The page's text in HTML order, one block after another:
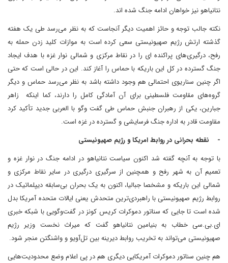
نتانیاهو نیز خواهان ادامه جنگ شده اند.
نکته جالب توجه و حائز اهمیت دیگر آنجاست که به نظر می‌رسد طی یک هفته
گذشته ارتش رژیم صهیونیستی سعی کرده است به موازات کلید زدن حمله به
رفح، درگیری‌های پراکنده ای را در نقاط مرکزی و شمالی نوار غزه با هدف ایجاد
جنگ گسترده در کل این باریکه با حماس را آغاز کند. این در حالی است که حتی
اگر چنین سناریوی احتمالی هم وجود داشته باشد به نظر می‌رسد حماس و دیگر
گروه‌های مقاومت فلسطینی برای آن آمادگی کامل را دارند، کما اینکه زاهر
جبارین، یکی از رهبران جنبش حماس طی گفت وگو با العربی جدید تأکید کرد
مقاومت قادر به اداره جنگ فرسایشی و گسترده در غزه است.
- نقطه بحرانی در روابط امریکا و رژیم صهیونیستی
با توجه به آنچه گفته شد اکنون سیاست نتانیاهو در ادامه جنگ در نوار غزه و
تعمیم آن به شهر رفح و همچنین از سرگیری درگیری در سایر نقاط مرکزی و
شمالی این باریکه و مشخصا جبالیا، اکنون به یک بحران بی‌سابقه دیپلماتیک در
روابط رژیم صهیونیستی با راهبردی‌ترین متحدش یعنی ایالات متحده آمریکا بدل
شده است تا جایی که سناتور دموکرات کریس کونز در گفت‌وگویی با شبکه خبری
ای.بی.سی خطاب به بنیامین نتانیاهو گفت که میراث نخست وزیر رژیم
صهیونیستی می‌تواند به تخریب روابط دیرینه بین تل‌آویو و واشنگتن منجر شود.
هم چنین سناتور دموکرات آمریکایی دیگری هم در پی اعلام وضع محدودیت‌هایی